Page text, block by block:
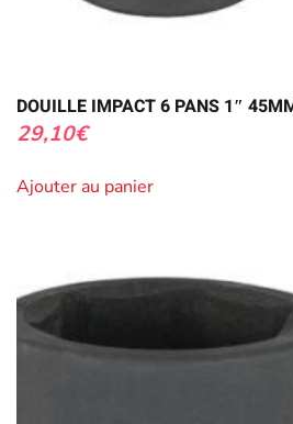
DOUILLE IMPACT 6 PANS 1″
29,10€
Ajouter au panier